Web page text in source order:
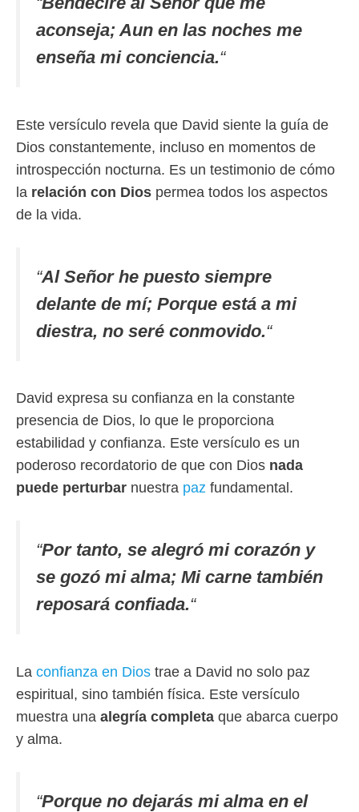
aconseja; Aun en las noches me
enseña mi conciencia.“
Este versículo revela que David siente la guía de
Dios constantemente, incluso en momentos de
introspección nocturna. Es un testimonio de cómo
la relación con Dios permea todos los aspectos
de la vida.
“Al Señor he puesto siempre
delante de mí; Porque está a mi
diestra, no seré conmovido.“
David expresa su confianza en la constante
presencia de Dios, lo que le proporciona
estabilidad y confianza. Este versículo es un
poderoso recordatorio de que con Dios nada
puede perturbar nuestra paz fundamental.
“Por tanto, se alegró mi corazón y
se gozó mi alma; Mi carne también
reposará confiada.“
La confianza en Dios trae a David no solo paz
espiritual, sino también física. Este versículo
muestra una alegría completa que abarca cuerpo
y alma.
“Porque no dejarás mi alma en el